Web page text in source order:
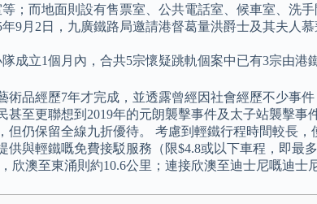
；而地面則設有售票室、公共電話室、候車室、洗手
年9月2日，九廣鐵路局邀請港督葛量洪爵士及其夫人
成立1個月內，合共5宗懷疑跳軌個案中已有3宗由港
術品經歷7年才完成，並透露曾經因社會經歷不少事
甚至更聯想到2019年的元朗襲擊事件及太子站襲擊
但仍保留全線九折優待。 考慮到輕鐵行程時間較長
供與輕鐵嘅免費接駁服務（限$4.8或以下車程，即最
欣澳至東涌則約10.6公里；連接欣澳至迪士尼嘅迪士